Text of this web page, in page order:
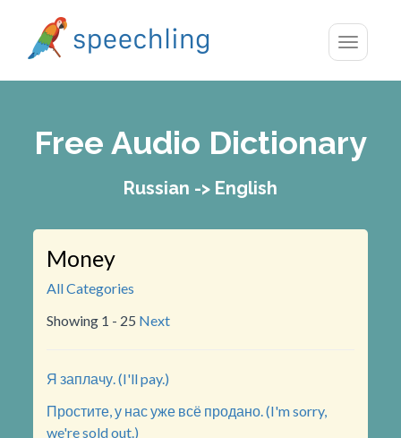
Toggle
Free Audio Dictionary
Russian -> English
Money
All Categories
Showing 1 - 25 Next
Я заплачу. (I'll pay.)
Простите, у нас уже всё продано. (I'm sorry,
we're sold out.)